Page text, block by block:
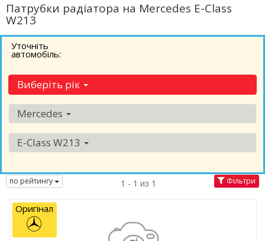
Патрубки радіатора на Mercedes E-Class
W213
Уточніть
автомобіль:
Виберіть рік
Mercedes
E-Class W213
по рейтингу 1 - 1 из 1 Фільтри
Оригінал